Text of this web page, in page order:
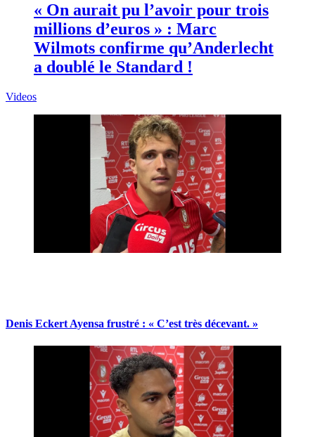
« On aurait pu l’avoir pour trois
millions d’euros » : Marc
Wilmots confirme qu’Anderlecht
a doublé le Standard !
Videos
Denis Eckert Ayensa frustré : « C’est très décevant. »